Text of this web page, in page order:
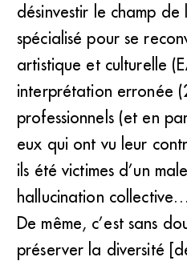
désinvestir le champ de
spécialisé pour se
artistique et culturelle
interprétation erronée
professionnels (et en
eux qui ont vu leur
ils été victimes d’un
hallucination collective…
De même, c’est sans
préserver la diversité